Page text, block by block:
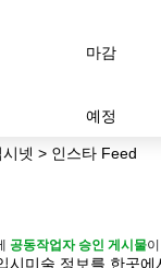
마감
예정
넷 > 인스타 Feed
공동작업자 승인 게시물
시미술 정보를 한곳